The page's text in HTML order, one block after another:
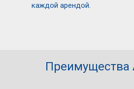
каждой арендой.
Преимущества